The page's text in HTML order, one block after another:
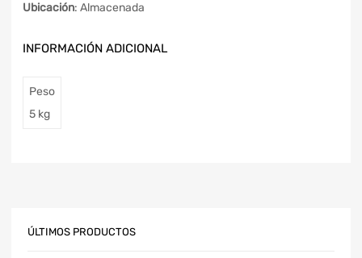
Ubicación: Almacenada
INFORMACIÓN ADICIONAL
Peso
5 kg
ÚLTIMOS PRODUCTOS